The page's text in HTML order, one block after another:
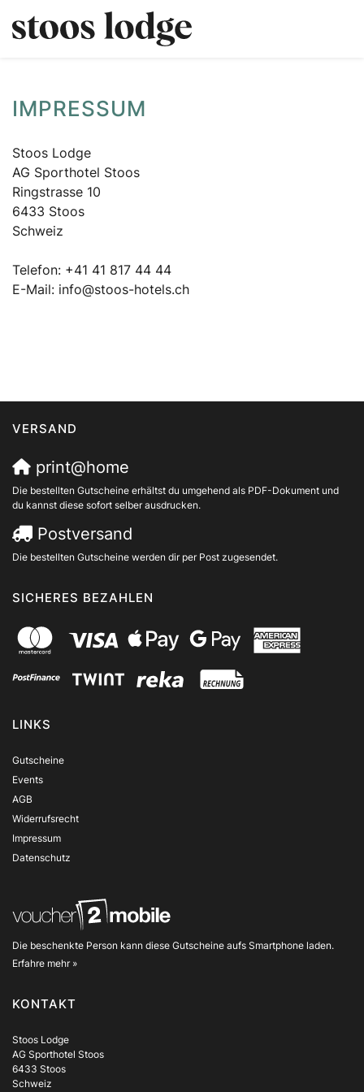
IMPRESSUM
Stoos Lodge
AG Sporthotel Stoos
Ringstrasse 10
6433 Stoos
Schweiz
Telefon: +41 41 817 44 44
E-Mail: info@stoos-hotels.ch
VERSAND
print@home
Die bestellten Gutscheine erhältst du umgehend als PDF-Dokument und
du kannst diese sofort selber ausdrucken.
Postversand
Die bestellten Gutscheine werden dir per Post zugesendet.
SICHERES BEZAHLEN
LINKS
Gutscheine
Events
AGB
Widerrufsrecht
Impressum
Datenschutz
Die beschenkte Person kann diese Gutscheine aufs Smartphone laden.
Erfahre mehr »
KONTAKT
Stoos Lodge
AG Sporthotel Stoos
6433 Stoos
Schweiz